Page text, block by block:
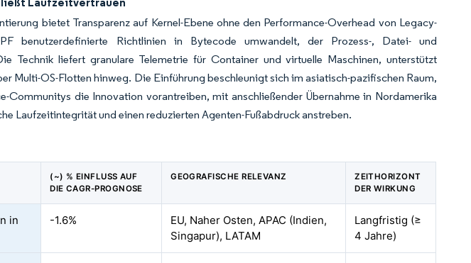
bietet Transparenz auf Kernel-Ebene ohne den Performance-Overhead von Legacy-
benutzerdefinierte Richtlinien in Bytecode umwandelt, der Prozess-, Datei- und
Technik liefert granulare Telemetrie für Container und virtuelle Maschinen, unterstützt
Multi-OS-Flotten hinweg. Die Einführung beschleunigt sich im asiatisch-pazifischen Raum,
Communitys die Innovation vorantreiben, mit anschließender Übernahme in Nordamerika
Laufzeitintegrität und einen reduzierten Agenten-Fußabdruck anstreben.
(~) % EINFLUSS AUF
DIE CAGR-PROGNOSE
GEOGRAFISCHE RELEVANZ
ZEITHORIZONT
DER WIRKUNG
in
-1.6%
EU, Naher Osten, APAC (Indien,
Singapur), LATAM
Langfristig (≥
4 Jahre)